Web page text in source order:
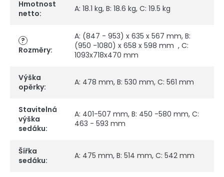
Hmotnost
netto: A: 18.1 kg, B: 18.6 kg, C: 19.5 kg
?
Rozměry:
A: (847 - 953) x 635 x 567 mm, B:
(950 -1080) x 658 x 598 mm , C:
1093x718x470 mm
Výška
opěrky: A: 478 mm, B: 530 mm, C: 561 mm
Stavitelná
výška
sedáku:
A: 401-507 mm, B: 450 -580 mm, C:
463 - 593 mm
Šířka
sedáku: A: 475 mm, B: 514 mm, C: 542 mm